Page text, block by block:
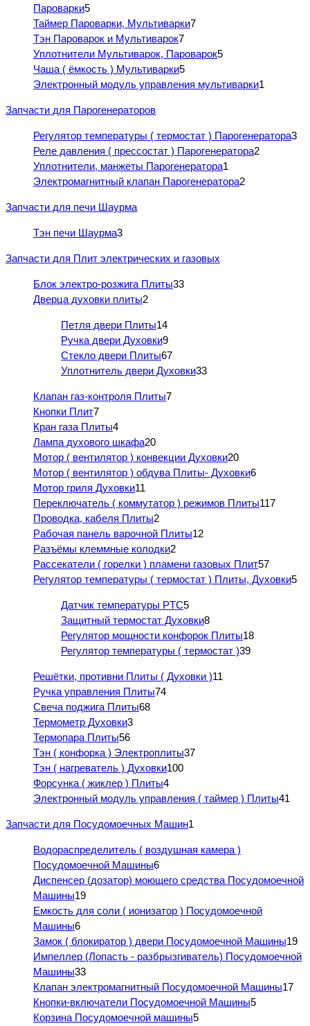
Пароварки5
Таймер Пароварки, Мультиварки7
Тэн Пароварок и Мультиварок7
Уплотнители Мультиварок, Пароварок5
Чаша ( ёмкость ) Мультиварки5
Электронный модуль управления мультиварки1
Запчасти для Парогенераторов
Регулятор температуры ( термостат ) Парогенератора3
Реле давления ( прессостат ) Парогенератора2
Уплотнители, манжеты Парогенератора1
Электромагнитный клапан Парогенератора2
Запчасти для печи Шаурма
Тэн печи Шаурма3
Запчасти для Плит электрических и газовых
Блок электро-розжига Плиты33
Дверца духовки плиты2
Петля двери Плиты14
Ручка двери Духовки9
Стекло двери Плиты67
Уплотнитель двери Духовки33
Клапан газ-контроля Плиты7
Кнопки Плит7
Кран газа Плиты4
Лампа духового шкафа20
Мотор ( вентилятор ) конвекции Духовки20
Мотор ( вентилятор ) обдува Плиты- Духовки6
Мотор гриля Духовки11
Переключатель ( коммутатор ) режимов Плиты117
Проводка, кабеля Плиты2
Рабочая панель варочной Плиты12
Разъёмы клеммные колодки2
Рассекатели ( горелки ) пламени газовых Плит57
Регулятор температуры ( термостат ) Плиты, Духовки5
Датчик температуры PTC5
Защитный термостат Духовки8
Регулятор мощности конфорок Плиты18
Регулятор температуры ( термостат )39
Решётки, противни Плиты ( Духовки )11
Ручка управления Плиты74
Свеча поджига Плиты68
Термометр Духовки3
Термопара Плиты56
Тэн ( конфорка ) Электроплиты37
Тэн ( нагреватель ) Духовки100
Форсунка ( жиклер ) Плиты4
Электронный модуль управления ( таймер ) Плиты41
Запчасти для Посудомоечных Машин1
Водораспределитель ( воздушная камера )
Посудомоечной Машины6
Диспенсер (дозатор) моющего средства Посудомоечной
Машины19
Емкость для соли ( ионизатор ) Посудомоечной
Машины6
Замок ( блокиратор ) двери Посудомоечной Машины19
Импеллер (Лопасть - разбрызгиватель) Посудомоечной
Машины33
Клапан электромагнитный Посудомоечной Машины17
Кнопки-включатели Посудомоечной Машины5
Корзина Посудомоечной машины5